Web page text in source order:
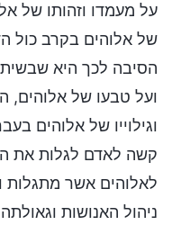
על מעמדו וזהותו של
של אלוהים בקרב כול
הסיבה לכך היא
ועל טבעו של אלוהים,
וגילוייו של אלוהים
קשה לאדם לגלות את
לאלוהים אשר מתגלות
ניהול האנושות